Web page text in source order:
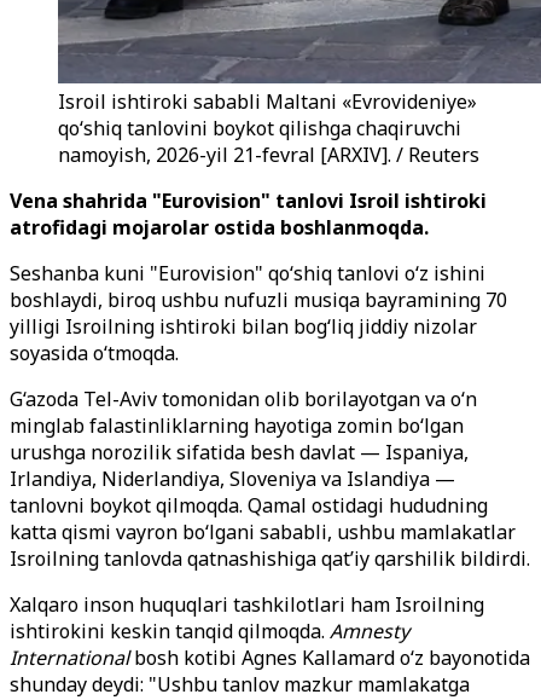
Isroil ishtiroki sababli Maltani «Evrovideniye»
qo‘shiq tanlovini boykot qilishga chaqiruvchi
namoyish, 2026-yil 21-fevral [ARXIV]. / Reuters
Vena shahrida "Eurovision" tanlovi Isroil ishtiroki
atrofidagi mojarolar ostida boshlanmoqda.
Seshanba kuni "Eurovision" qo‘shiq tanlovi o‘z ishini
boshlaydi, biroq ushbu nufuzli musiqa bayramining 70
yilligi Isroilning ishtiroki bilan bog‘liq jiddiy nizolar
soyasida o‘tmoqda.
G‘azoda Tel-Aviv tomonidan olib borilayotgan va o‘n
minglab falastinliklarning hayotiga zomin bo‘lgan
urushga norozilik sifatida besh davlat — Ispaniya,
Irlandiya, Niderlandiya, Sloveniya va Islandiya —
tanlovni boykot qilmoqda. Qamal ostidagi hududning
katta qismi vayron bo‘lgani sababli, ushbu mamlakatlar
Isroilning tanlovda qatnashishiga qat’iy qarshilik bildirdi.
Xalqaro inson huquqlari tashkilotlari ham Isroilning
ishtirokini keskin tanqid qilmoqda. Amnesty
Internationalbosh kotibi Agnes Kallamard o‘z bayonotida
shunday deydi: "Ushbu tanlov mazkur mamlakatga